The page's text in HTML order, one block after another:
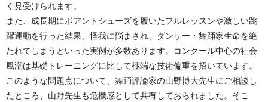
く見受けられます。
また、成長期にポアントシューズを履いたフルレッスンや激しい跳
躍運動を行った結果、怪我に悩まされ、ダンサー・舞踊家生命を絶
たれてしまうといった実例が多数あります。コンクール中心の社会
風潮は基礎トレーニングに比して極端な技術偏重を招いています。
このような問題点について、舞踊評論家の山野博大先生にご相談し
たところ、山野先生も危機感として共有しておられました。そこ